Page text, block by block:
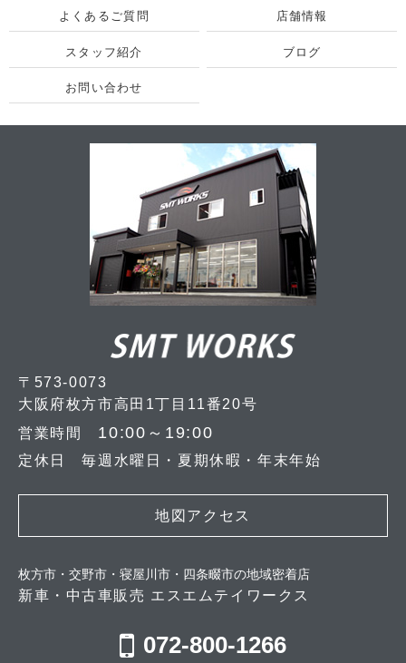
よくあるご質問 店舗情報
スタッフ紹介 ブログ
お問い合わせ
〒573-0073
大阪府枚方市高田1丁目11番20号
営業時間 10:00～19:00
定休日 毎週水曜日・夏期休暇・年末年始
地図アクセス
枚方市・交野市・寝屋川市・四条畷市の地域密着店
新車・中古車販売 エスエムテイワークス
072-800-1266